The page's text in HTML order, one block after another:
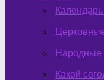
Народные
Какой